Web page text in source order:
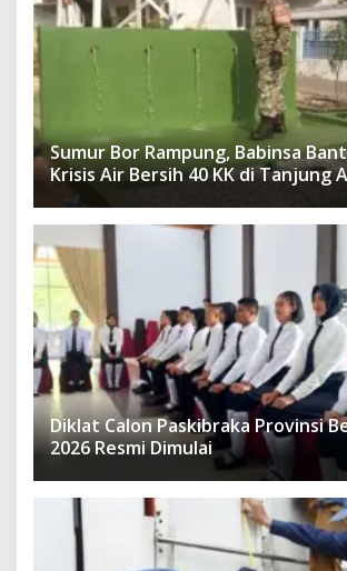
Sumur Bor Rampung, Babinsa
Krisis Air Bersih 40 KK di Tanjung
Diklat Calon Paskibraka Provinsi
2026 Resmi Dimulai